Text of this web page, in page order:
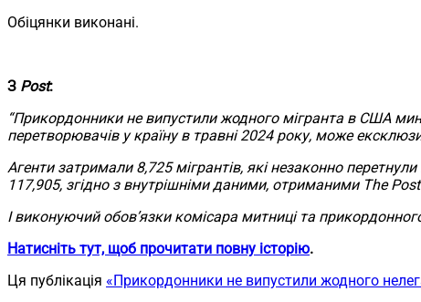
Обіцянки виконані.
З Post:
“Прикордонники не випустили жодного мігранта в США
перетворювачів у країну в травні 2024 року, може
Агенти затримали 8,725 мігрантів, які незаконно
117,905, згідно з внутрішніми даними, отриманими The
І виконуючий обов’язки комісара митниці та
Натисніть тут, щоб прочитати повну історію.
Ця публікація «Прикордонники не випустили жодного